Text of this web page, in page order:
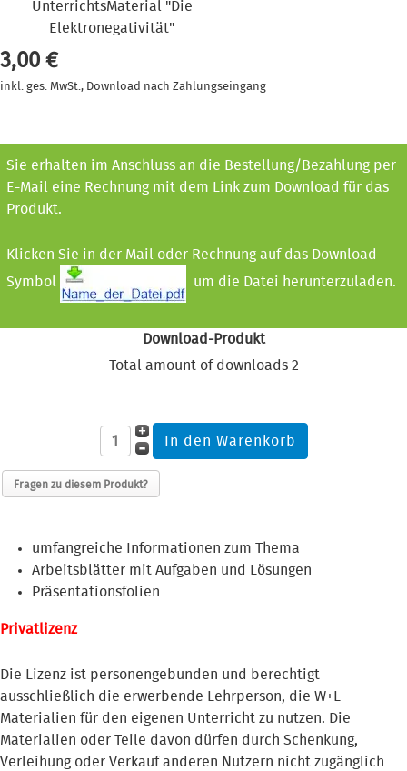
UnterrichtsMaterial "Die
Elektronegativität"
3,00 €
inkl. ges. MwSt., Download nach Zahlungseingang
Sie erhalten im Anschluss an die Bestellung/Bezahlung per
E-Mail eine Rechnung mit dem Link zum Download für das
Produkt.
Klicken Sie in der Mail oder Rechnung auf das Download-
Symbol
um die Datei herunterzuladen.
Download-Produkt
Total amount of downloads 2
Fragen zu diesem Produkt?
umfangreiche Informationen zum Thema
Arbeitsblätter mit Aufgaben und Lösungen
Präsentationsfolien
Privatlizenz
Die Lizenz ist personengebunden und berechtigt
ausschließlich die erwerbende Lehrperson, die W+L
Materialien für den eigenen Unterricht zu nutzen. Die
Materialien oder Teile davon dürfen durch Schenkung,
Verleihung oder Verkauf anderen Nutzern nicht zugänglich